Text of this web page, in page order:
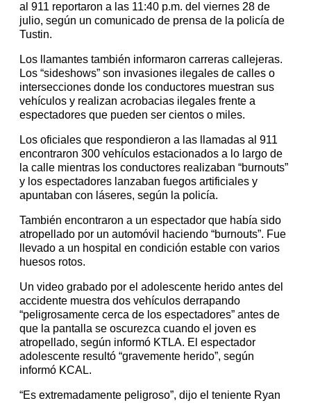
al 911 reportaron a las 11:40 p.m. del viernes 28 de
julio, según un comunicado de prensa de la policía de
Tustin.
Los llamantes también informaron carreras callejeras.
Los “sideshows” son invasiones ilegales de calles o
intersecciones donde los conductores muestran sus
vehículos y realizan acrobacias ilegales frente a
espectadores que pueden ser cientos o miles.
Los oficiales que respondieron a las llamadas al 911
encontraron 300 vehículos estacionados a lo largo de
la calle mientras los conductores realizaban “burnouts”
y los espectadores lanzaban fuegos artificiales y
apuntaban con láseres, según la policía.
También encontraron a un espectador que había sido
atropellado por un automóvil haciendo “burnouts”. Fue
llevado a un hospital en condición estable con varios
huesos rotos.
Un video grabado por el adolescente herido antes del
accidente muestra dos vehículos derrapando
“peligrosamente cerca de los espectadores” antes de
que la pantalla se oscurezca cuando el joven es
atropellado, según informó KTLA. El espectador
adolescente resultó “gravemente herido”, según
informó KCAL.
“Es extremadamente peligroso”, dijo el teniente Ryan